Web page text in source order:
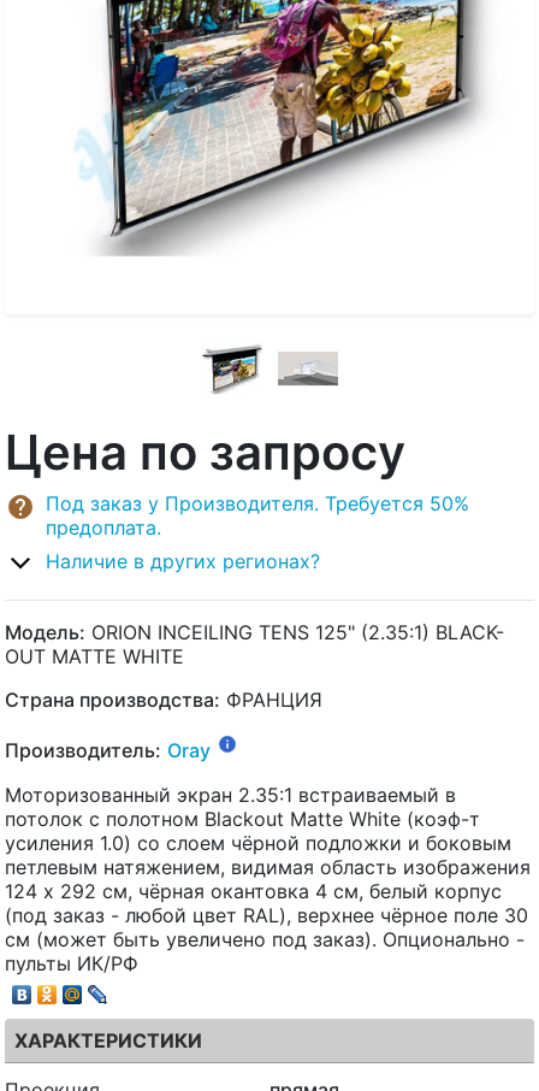
Цена по запросу
Под заказ у Производителя. Требуется 50%
предоплата.
Наличие в других регионах?
Модель: ORION INCEILING TENS 125" (2.35:1) BLACK-
OUT MATTE WHITE
Страна производства: ФРАНЦИЯ
Производитель: Oray
Моторизованный экран 2.35:1 встраиваемый в
потолок с полотном Blackout Matte White (коэф-т
усиления 1.0) со слоем чёрной подложки и боковым
петлевым натяжением, видимая область изображения
124 x 292 см, чёрная окантовка 4 см, белый корпус
(под заказ - любой цвет RAL), верхнее чёрное поле 30
см (может быть увеличено под заказ). Опционально -
пульты ИК/РФ
ХАРАКТЕРИСТИКИ